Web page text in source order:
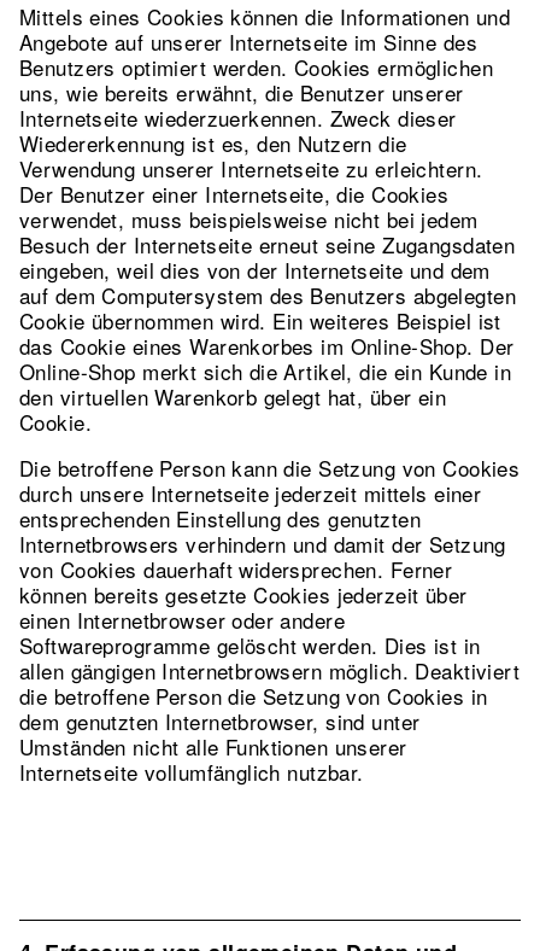
Mittels eines Cookies können die Informationen und
Angebote auf unserer Internetseite im Sinne des
Benutzers optimiert werden. Cookies ermöglichen
uns, wie bereits erwähnt, die Benutzer unserer
Internetseite wiederzuerkennen. Zweck dieser
Wiedererkennung ist es, den Nutzern die
Verwendung unserer Internetseite zu erleichtern.
Der Benutzer einer Internetseite, die Cookies
verwendet, muss beispielsweise nicht bei jedem
Besuch der Internetseite erneut seine Zugangsdaten
eingeben, weil dies von der Internetseite und dem
auf dem Computersystem des Benutzers abgelegten
Cookie übernommen wird. Ein weiteres Beispiel ist
das Cookie eines Warenkorbes im Online-Shop. Der
Online-Shop merkt sich die Artikel, die ein Kunde in
den virtuellen Warenkorb gelegt hat, über ein
Cookie.
Die betroffene Person kann die Setzung von Cookies
durch unsere Internetseite jederzeit mittels einer
entsprechenden Einstellung des genutzten
Internetbrowsers verhindern und damit der Setzung
von Cookies dauerhaft widersprechen. Ferner
können bereits gesetzte Cookies jederzeit über
einen Internetbrowser oder andere
Softwareprogramme gelöscht werden. Dies ist in
allen gängigen Internetbrowsern möglich. Deaktiviert
die betroffene Person die Setzung von Cookies in
dem genutzten Internetbrowser, sind unter
Umständen nicht alle Funktionen unserer
Internetseite vollumfänglich nutzbar.